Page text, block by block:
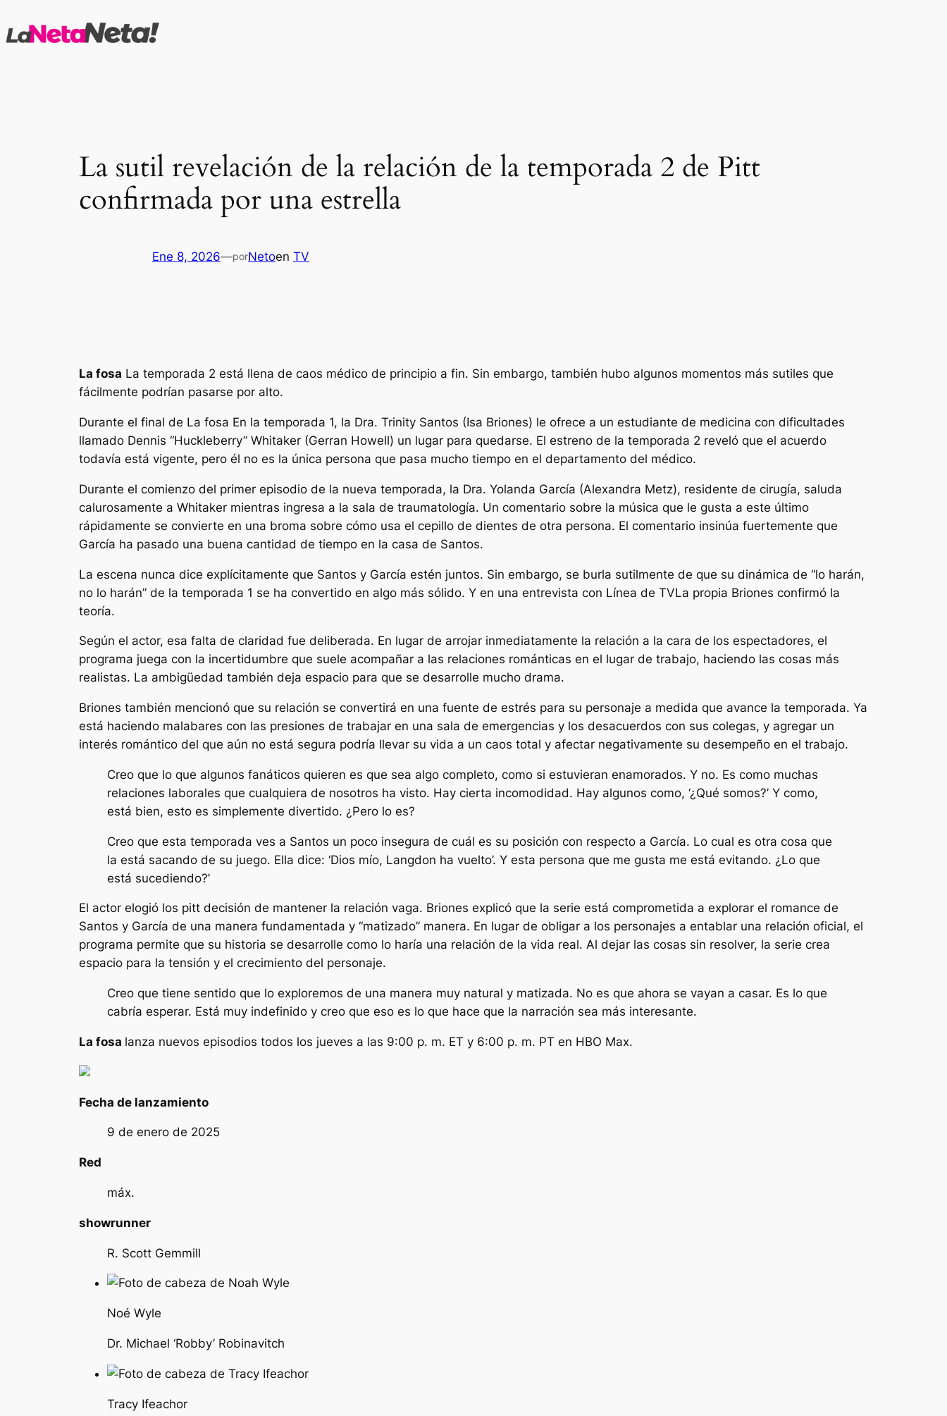
al
La sutil revelación de la relación de la temporada 2 de Pitt
confirmada por una estrella
Ene 8, 2026—porNetoen TV
La fosa La temporada 2 está llena de caos médico de principio a fin. Sin embargo, también hubo algunos momentos más sutiles que
fácilmente podrían pasarse por alto.
Durante el final de La fosa En la temporada 1, la Dra. Trinity Santos (Isa Briones) le ofrece a un estudiante de medicina con dificultades
llamado Dennis “Huckleberry” Whitaker (Gerran Howell) un lugar para quedarse. El estreno de la temporada 2 reveló que el acuerdo
todavía está vigente, pero él no es la única persona que pasa mucho tiempo en el departamento del médico.
Durante el comienzo del primer episodio de la nueva temporada, la Dra. Yolanda García (Alexandra Metz), residente de cirugía, saluda
calurosamente a Whitaker mientras ingresa a la sala de traumatología. Un comentario sobre la música que le gusta a este último
rápidamente se convierte en una broma sobre cómo usa el cepillo de dientes de otra persona. El comentario insinúa fuertemente que
García ha pasado una buena cantidad de tiempo en la casa de Santos.
La escena nunca dice explícitamente que Santos y García estén juntos. Sin embargo, se burla sutilmente de que su dinámica de “lo harán,
no lo harán” de la temporada 1 se ha convertido en algo más sólido. Y en una entrevista con Línea de TVLa propia Briones confirmó la
teoría.
Según el actor, esa falta de claridad fue deliberada. En lugar de arrojar inmediatamente la relación a la cara de los espectadores, el
programa juega con la incertidumbre que suele acompañar a las relaciones románticas en el lugar de trabajo, haciendo las cosas más
realistas. La ambigüedad también deja espacio para que se desarrolle mucho drama.
Briones también mencionó que su relación se convertirá en una fuente de estrés para su personaje a medida que avance la temporada. Ya
está haciendo malabares con las presiones de trabajar en una sala de emergencias y los desacuerdos con sus colegas, y agregar un
interés romántico del que aún no está segura podría llevar su vida a un caos total y afectar negativamente su desempeño en el trabajo.
Creo que lo que algunos fanáticos quieren es que sea algo completo, como si estuvieran enamorados. Y no. Es como muchas
relaciones laborales que cualquiera de nosotros ha visto. Hay cierta incomodidad. Hay algunos como, ‘¿Qué somos?’ Y como,
está bien, esto es simplemente divertido. ¿Pero lo es?
Creo que esta temporada ves a Santos un poco insegura de cuál es su posición con respecto a García. Lo cual es otra cosa que
la está sacando de su juego. Ella dice: ‘Dios mío, Langdon ha vuelto’. Y esta persona que me gusta me está evitando. ¿Lo que
está sucediendo?’
El actor elogió los pitt decisión de mantener la relación vaga. Briones explicó que la serie está comprometida a explorar el romance de
Santos y García de una manera fundamentada y “matizado” manera. En lugar de obligar a los personajes a entablar una relación oficial, el
programa permite que su historia se desarrolle como lo haría una relación de la vida real. Al dejar las cosas sin resolver, la serie crea
espacio para la tensión y el crecimiento del personaje.
Creo que tiene sentido que lo exploremos de una manera muy natural y matizada. No es que ahora se vayan a casar. Es lo que
cabría esperar. Está muy indefinido y creo que eso es lo que hace que la narración sea más interesante.
La fosa lanza nuevos episodios todos los jueves a las 9:00 p. m. ET y 6:00 p. m. PT en HBO Max.
Fecha de lanzamiento
9 de enero de 2025
Red
máx.
showrunner
R. Scott Gemmill
Noé Wyle
Dr. Michael ‘Robby’ Robinavitch
Tracy Ifeachor